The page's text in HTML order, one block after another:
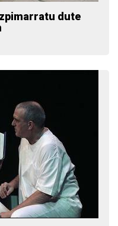
dute